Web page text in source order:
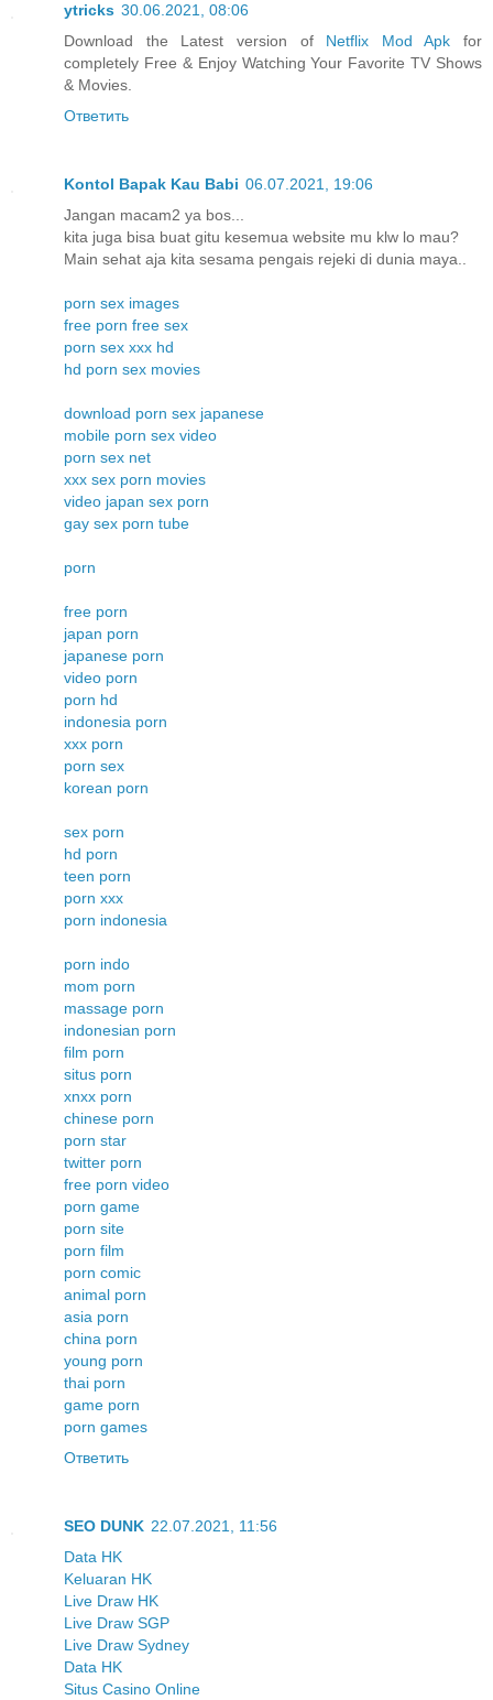
ytricks 30.06.2021, 08:06
Download the Latest version of Netflix Mod Apk for
completely Free & Enjoy Watching Your Favorite TV Shows
& Movies.
Ответить
Kontol Bapak Kau Babi 06.07.2021, 19:06
Jangan macam2 ya bos...
kita juga bisa buat gitu kesemua website mu klw lo mau?
Main sehat aja kita sesama pengais rejeki di dunia maya..
porn sex images
free porn free sex
porn sex xxx hd
hd porn sex movies
download porn sex japanese
mobile porn sex video
porn sex net
xxx sex porn movies
video japan sex porn
gay sex porn tube
porn
free porn
japan porn
japanese porn
video porn
porn hd
indonesia porn
xxx porn
porn sex
korean porn
sex porn
hd porn
teen porn
porn xxx
porn indonesia
porn indo
mom porn
massage porn
indonesian porn
film porn
situs porn
xnxx porn
chinese porn
porn star
twitter porn
free porn video
porn game
porn site
porn film
porn comic
animal porn
asia porn
china porn
young porn
thai porn
game porn
porn games
Ответить
SEO DUNK 22.07.2021, 11:56
Data HK
Keluaran HK
Live Draw HK
Live Draw SGP
Live Draw Sydney
Data HK
Situs Casino Online